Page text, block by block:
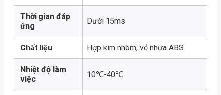
Thời gian đáp
ứng
Dưới 15ms
Chất liệu Hợp kim nhôm, vỏ nhựa ABS
Nhiệt độ làm
việc
10℃-40℃